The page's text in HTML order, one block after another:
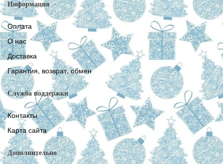
Информация
Оплата
О нас
Доставка
Гарантия, возврат, обмен
Служба поддержки
Контакты
Карта сайта
Дополнительно